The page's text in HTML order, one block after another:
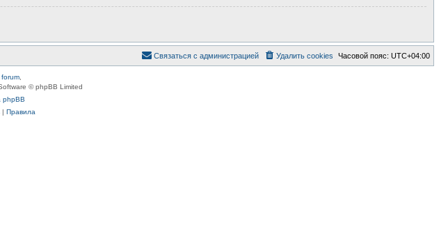
Часовой пояс: UTC+04:00
Удалить cookies
Связаться с администрацией
forum
© phpBB Limited
phpBB
| Правила